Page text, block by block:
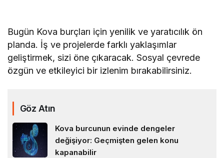
Bugün Kova burçları için yenilik ve yaratıcılık ön
planda. İş ve projelerde farklı yaklaşımlar
geliştirmek, sizi öne çıkaracak. Sosyal çevrede
özgün ve etkileyici bir izlenim bırakabilirsiniz.
Göz Atın
Kova burcunun evinde dengeler
değişiyor: Geçmişten gelen konu
kapanabilir